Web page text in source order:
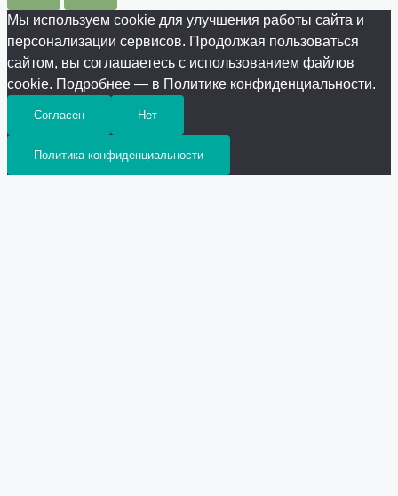
Мы используем cookie для улучшения работы сайта и
персонализации сервисов. Продолжая пользоваться
сайтом, вы соглашаетесь с использованием файлов
cookie. Подробнее — в Политике конфиденциальности.
Согласен Нет
Политика конфиденциальности